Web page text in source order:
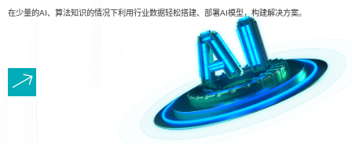
在少量的AI、算法知识的情况下利用行业数据轻松搭建、部署AI模型，构建解决方案。